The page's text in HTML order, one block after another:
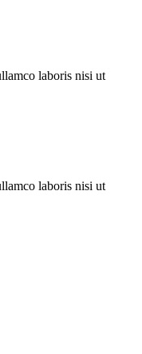
laboris nisi ut
laboris nisi ut